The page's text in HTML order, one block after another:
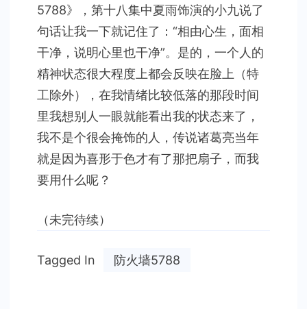
始
思
考
5788》，第十八集中夏雨饰演的小九说了
句话让我一下就记住了：“相由心生，面相
干净，说明心里也干净”。是的，一个人的
精神状态很大程度上都会反映在脸上（特
工除外），在我情绪比较低落的那段时间
里我想别人一眼就能看出我的状态来了，
我不是个很会掩饰的人，传说诸葛亮当年
就是因为喜形于色才有了那把扇子，而我
要用什么呢？
（未完待续）
Tagged In 防火墙5788